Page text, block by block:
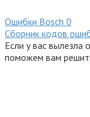
Ошибки Bosсh 0
Сборник кодов
Если у вас вылезла
поможем вам